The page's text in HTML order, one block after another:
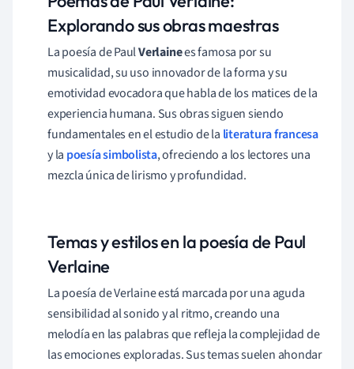
Explorando sus obras maestras
La poesía de PaulVerlainees famosa por su
musicalidad, su uso innovador de la forma y su
emotividad evocadora que habla de los matices de la
experiencia humana. Sus obras siguen siendo
fundamentales en el estudio de la literatura francesa
y la poesía simbolista, ofreciendo a los lectores una
mezcla única de lirismo y profundidad.
Temas y estilos en la poesía de Paul
Verlaine
La poesía de Verlaine está marcada por una aguda
sensibilidad al sonido y al ritmo, creando una
melodía en las palabras que refleja la complejidad de
las emociones exploradas. Sus temas suelen ahondar